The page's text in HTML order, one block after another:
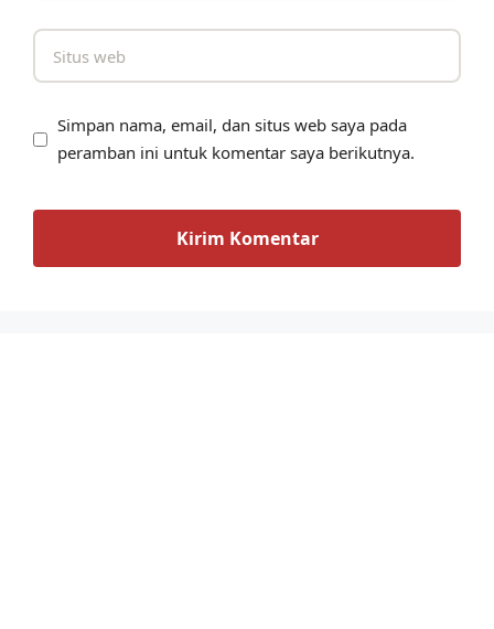
Simpan nama, email, dan situs web saya pada
peramban ini untuk komentar saya berikutnya.